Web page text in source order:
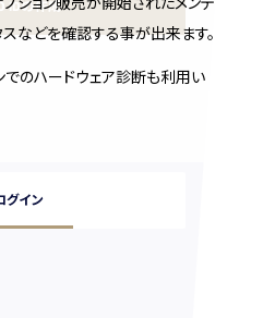
IDの作成
グイン
などを確認する事が出来ます。
のハードウェア診断も利用い